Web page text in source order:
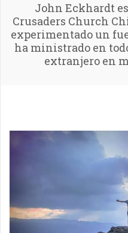
John Eckhardt
Crusaders Church
experimentado un
ha ministrado en
extranjero en